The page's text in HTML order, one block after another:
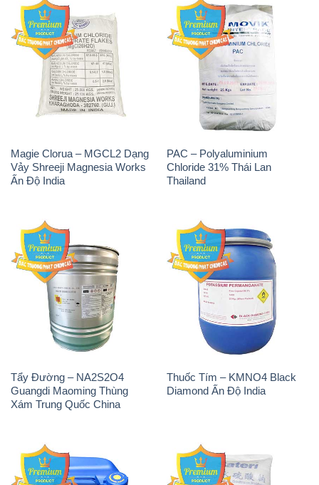
Magie Clorua – MGCL2 Dạng
Vảy Shreeji Magnesia Works
Ấn Độ India
PAC – Polyaluminium
Chloride 31% Thái Lan
Thailand
Tẩy Đường – NA2S2O4
Guangdi Maoming Thùng
Xám Trung Quốc China
Thuốc Tím – KMNO4 Black
Diamond Ấn Độ India